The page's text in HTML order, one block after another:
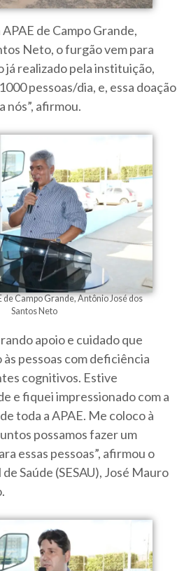
de Campo Grande,
Neto, o furgão vem para
já realizado pela instituição,
pessoas/dia, e, essa doação
nós”, afirmou.
de Campo Grande, Antônio José dos
Santos Neto
apoio e cuidado que
pessoas com deficiência
cognitivos. Estive
e fiquei impressionado com a
toda a APAE. Me coloco à
possamos fazer um
essas pessoas”, afirmou o
Saúde (SESAU), José Mauro